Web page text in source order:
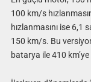
100 km/s
hızlanmasını ise 6,1
150 km/s. Bu
batarya ile 410